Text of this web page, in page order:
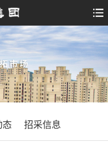
招采信息